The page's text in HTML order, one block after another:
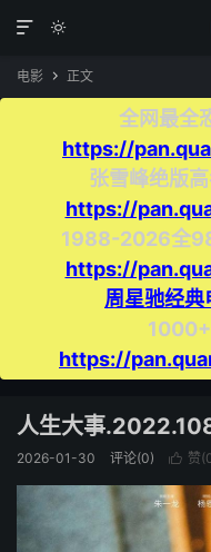


电影  正文
全网最全
https://
张雪峰绝版
https://
1988-2026全98
https://
周星驰经
1000+
https://
人生大事
2026-01-30 评论(0)  赞(